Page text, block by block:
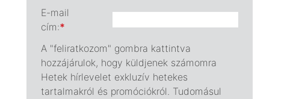
E-mail
cím:*
A "feliratkozom" gombra kattintva
hozzájárulok, hogy küldjenek számomra
Hetek hírlevelet exkluzív hetekes
tartalmakról és promóciókról. Tudomásul